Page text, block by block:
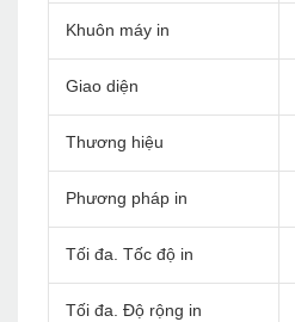
Khuôn máy in
Giao diện
Thương hiệu
Phương pháp in
Tối đa. Tốc độ in
Tối đa. Độ rộng in